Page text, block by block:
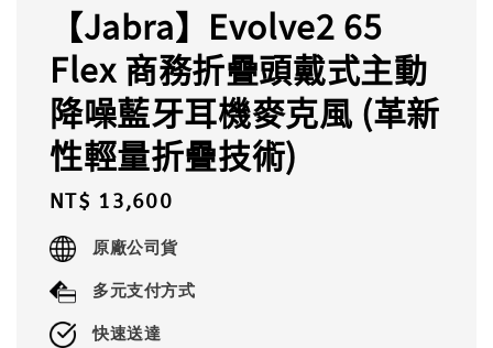
【Jabra】Evolve2 65
Flex 商務折疊頭戴式主動
降噪藍牙耳機麥克風 (革新
性輕量折疊技術)
Regular
price
NT$ 13,600
原廠公司貨
多元支付方式
快速送達